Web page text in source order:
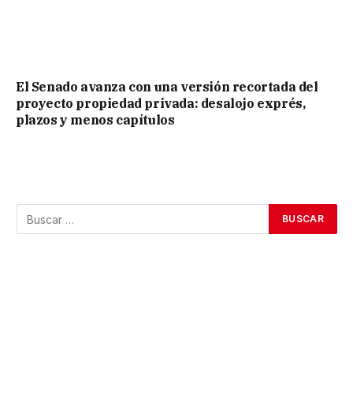
El Senado avanza con una versión recortada del
proyecto propiedad privada: desalojo exprés,
plazos y menos capítulos